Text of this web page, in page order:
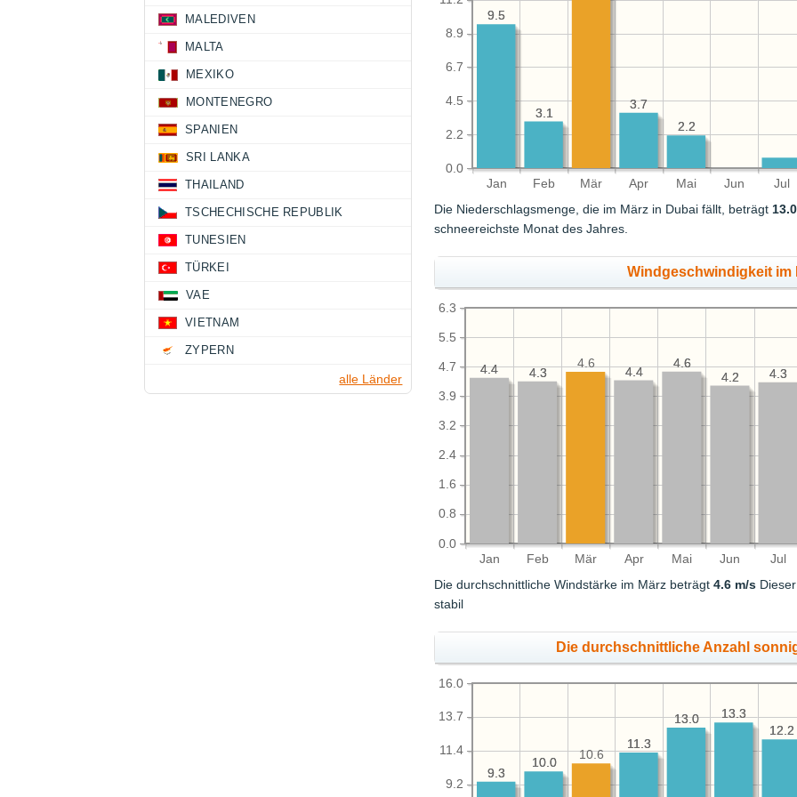
Jan Feb Mär Apr Mai Jun Jul
0.0
2.2
4.5
6.7
8.9
2.2
3.7
3.1
9.5
2.2
3.7
3.1
9.5
Die Niederschlagsmenge, die im März in Dubai fällt, beträgt 13.0
schneereichste Monat des Jahres.
Windgeschwindigkeit im
Jan Feb Mär Apr Mai Jun Jul
0.0
0.8
1.6
2.4
3.2
3.9
4.7
5.5
6.3
4.3
4.2
4.6
4.4
4.3
4.4
4.3
4.2
4.6
4.4
4.6
4.3
4.4
Die durchschnittliche Windstärke im März beträgt4.6 m/s
stabil
Die durchschnittliche Anzahl
9.2
11.4
13.7
16.0
12.2
13.3
13.0
11.3
10.0
9.3
12.2
13.3
13.0
11.3
10.6
10.0
9.3
MALEDIVEN
MALTA
MEXIKO
MONTENEGRO
SPANIEN
SRI LANKA
THAILAND
TSCHECHISCHE REPUBLIK
TUNESIEN
TÜRKEI
VAE
VIETNAM
ZYPERN
alle Länder